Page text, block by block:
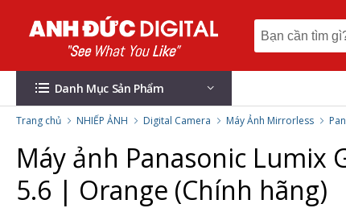
Danh Mục Sản Phẩm
Trang chủ NHIẾP ẢNH Digital Camera Máy Ảnh Mirrorless
Máy ảnh Panasonic Lumix
5.6 | Orange (Chính hãng)